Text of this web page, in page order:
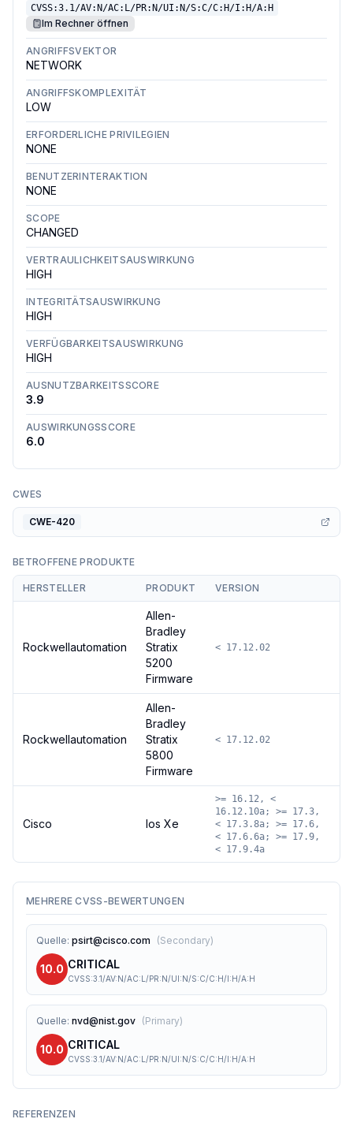
CVSS:3.1/AV:N/AC:L/PR:N/UI:N/S:C/C:H/I:H/A:H
Im Rechner öffnen
ANGRIFFSVEKTOR
NETWORK
ANGRIFFSKOMPLEXITÄT
LOW
ERFORDERLICHE PRIVILEGIEN
NONE
BENUTZERINTERAKTION
NONE
SCOPE
CHANGED
VERTRAULICHKEITSAUSWIRKUNG
HIGH
INTEGRITÄTSAUSWIRKUNG
HIGH
VERFÜGBARKEITSAUSWIRKUNG
HIGH
AUSNUTZBARKEITSSCORE
3.9
AUSWIRKUNGSSCORE
6.0
CWES
CWE-420
BETROFFENE PRODUKTE
HERSTELLER PRODUKT VERSION
Rockwellautomation
Allen-
Bradley
Stratix
5200
Firmware
< 17.12.02
Rockwellautomation
Allen-
Bradley
Stratix
5800
Firmware
< 17.12.02
Cisco Ios Xe
>= 16.12, <
16.12.10a; >= 17.3,
< 17.3.8a; >= 17.6,
< 17.6.6a; >= 17.9,
< 17.9.4a
MEHRERE CVSS-BEWERTUNGEN
Quelle: psirt@cisco.com (Secondary)
10.0 CRITICAL
CVSS:3.1/AV:N/AC:L/PR:N/UI:N/S:C/C:H/I:H/A:H
Quelle: nvd@nist.gov (Primary)
10.0 CRITICAL
CVSS:3.1/AV:N/AC:L/PR:N/UI:N/S:C/C:H/I:H/A:H
REFERENZEN